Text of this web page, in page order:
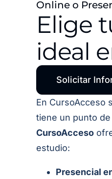
Online o
Elige
ideal
Solicitar
En CursoAcceso
tiene un punto
CursoAcceso
estudio:
Presencial